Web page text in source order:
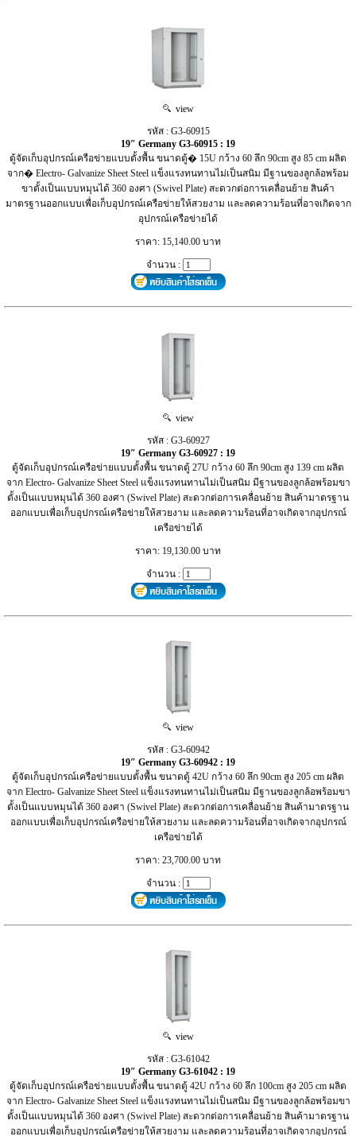
view
รหัส : G3-60915
19″ Germany G3-60915 : 19
ตู้จัดเก็บอุปกรณ์เครือข่ายแบบตั้งพื้น ขนาดตู้� 15U กว้าง 60 ลึก 90cm สูง 85 cm ผลิต
จาก� Electro- Galvanize Sheet Steel แข็งแรงทนทานไม่เป็นสนิม มีฐานของลูกล้อพร้อม
ขาตั้งเป็นแบบหมุนได้ 360 องศา (Swivel Plate) สะดวกต่อการเคลื่อนย้าย สินค้า
มาตรฐานออกแบบเพื่อเก็บอุปกรณ์เครือข่ายให้สวยงาม และลดความร้อนที่อาจเกิดจาก
อุปกรณ์เครือข่ายได้
ราคา: 15,140.00 บาท
จำนวน :
view
รหัส : G3-60927
19″ Germany G3-60927 : 19
ตู้จัดเก็บอุปกรณ์เครือข่ายแบบตั้งพื้น ขนาดตู้ 27U กว้าง 60 ลึก 90cm สูง 139 cm ผลิต
จาก Electro- Galvanize Sheet Steel แข็งแรงทนทานไม่เป็นสนิม มีฐานของลูกล้อพร้อมขา
ตั้งเป็นแบบหมุนได้ 360 องศา (Swivel Plate) สะดวกต่อการเคลื่อนย้าย สินค้ามาตรฐาน
ออกแบบเพื่อเก็บอุปกรณ์เครือข่ายให้สวยงาม และลดความร้อนที่อาจเกิดจากอุปกรณ์
เครือข่ายได้
ราคา: 19,130.00 บาท
จำนวน :
view
รหัส : G3-60942
19″ Germany G3-60942 : 19
ตู้จัดเก็บอุปกรณ์เครือข่ายแบบตั้งพื้น ขนาดตู้ 42U กว้าง 60 ลึก 90cm สูง 205 cm ผลิต
จาก Electro- Galvanize Sheet Steel แข็งแรงทนทานไม่เป็นสนิม มีฐานของลูกล้อพร้อมขา
ตั้งเป็นแบบหมุนได้ 360 องศา (Swivel Plate) สะดวกต่อการเคลื่อนย้าย สินค้ามาตรฐาน
ออกแบบเพื่อเก็บอุปกรณ์เครือข่ายให้สวยงาม และลดความร้อนที่อาจเกิดจากอุปกรณ์
เครือข่ายได้
ราคา: 23,700.00 บาท
จำนวน :
view
รหัส : G3-61042
19″ Germany G3-61042 : 19
ตู้จัดเก็บอุปกรณ์เครือข่ายแบบตั้งพื้น ขนาดตู้ 42U กว้าง 60 ลึก 100cm สูง 205 cm ผลิต
จาก Electro- Galvanize Sheet Steel แข็งแรงทนทานไม่เป็นสนิม มีฐานของลูกล้อพร้อมขา
ตั้งเป็นแบบหมุนได้ 360 องศา (Swivel Plate) สะดวกต่อการเคลื่อนย้าย สินค้ามาตรฐาน
ออกแบบเพื่อเก็บอุปกรณ์เครือข่ายให้สวยงาม และลดความร้อนที่อาจเกิดจากอุปกรณ์